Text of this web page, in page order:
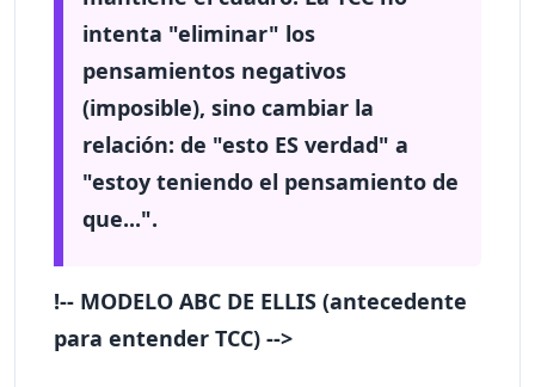
intenta "eliminar" los
pensamientos negativos
(imposible), sino cambiar la
relación: de "esto ES verdad" a
"estoy teniendo el pensamiento de
que...".
!-- MODELO ABC DE ELLIS (antecedente
para entender TCC) -->